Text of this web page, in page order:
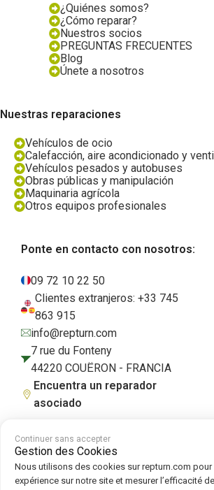
¿Quiénes somos?
¿Cómo reparar?
Nuestros socios
PREGUNTAS FRECUENTES
Blog
Únete a nosotros
Nuestras reparaciones
Vehículos de ocio
Calefacción, aire acondicionado y
Vehículos pesados y autobuses
Obras públicas y manipulación
Maquinaria agrícola
Otros equipos profesionales
Ponte en contacto con nosotros:
09 72 10 22 50
Clientes extranjeros: +33 745
863 915
info@repturn.com
7 rue du Fonteny
44220 COUËRON - FRANCIA
Encuentra un reparador
asociado
Condiciones generales de venta Aviso legal
Cookies|Política de cookies
Continuer sans accepter
Gestion des Cookies
Nous utilisons des cookies sur repturn.com pour
expérience sur notre site et mesurer l’efficacité